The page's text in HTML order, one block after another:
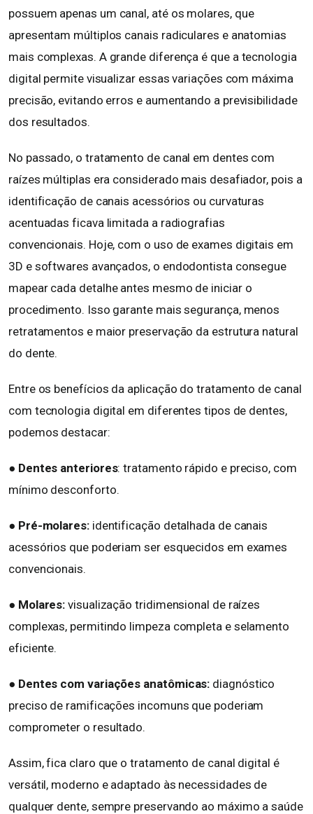
possuem apenas um canal, até os molares, que
apresentam múltiplos canais radiculares e anatomias
mais complexas. A grande diferença é que a tecnologia
digital permite visualizar essas variações com máxima
precisão, evitando erros e aumentando a previsibilidade
dos resultados.
No passado, o tratamento de canal em dentes com
raízes múltiplas era considerado mais desafiador, pois a
identificação de canais acessórios ou curvaturas
acentuadas ficava limitada a radiografias
convencionais. Hoje, com o uso de exames digitais em
3D e softwares avançados, o endodontista consegue
mapear cada detalhe antes mesmo de iniciar o
procedimento. Isso garante mais segurança, menos
retratamentos e maior preservação da estrutura natural
do dente.
Entre os benefícios da aplicação do tratamento de canal
com tecnologia digital em diferentes tipos de dentes,
podemos destacar:
● Dentes anteriores: tratamento rápido e preciso, com
mínimo desconforto.
● Pré-molares:identificação detalhada de canais
acessórios que poderiam ser esquecidos em exames
convencionais.
● Molares: visualização tridimensional de raízes
complexas, permitindo limpeza completa e selamento
eficiente.
● Dentes com variações anatômicas: diagnóstico
preciso de ramificações incomuns que poderiam
comprometer o resultado.
Assim, fica claro que o tratamento de canal digital é
versátil, moderno e adaptado às necessidades de
qualquer dente, sempre preservando ao máximo a saúde